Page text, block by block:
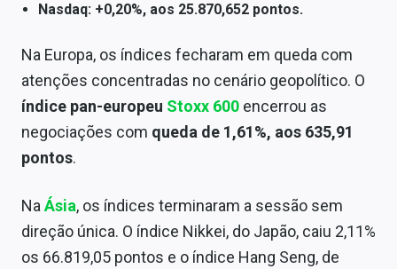
Nasdaq: +0,20%, aos 25.870,652 pontos.
Na Europa, os índices fecharam em queda com
atenções concentradas no cenário geopolítico. O
índice pan-europeu Stoxx 600 encerrou as
negociações com queda de 1,61%, aos 635,91
pontos.
Na Ásia, os índices terminaram a sessão sem
direção única. O índice Nikkei, do Japão, caiu 2,11%
os 66.819,05 pontos e o índice Hang Seng, de